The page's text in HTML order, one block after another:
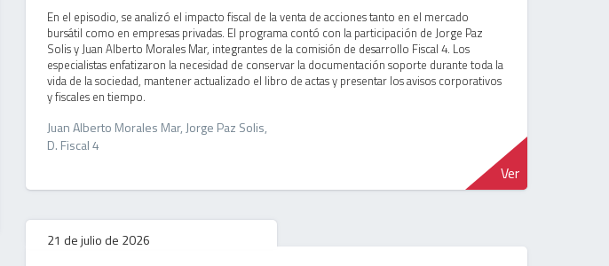
En el episodio, se analizó el impacto fiscal de la venta de acciones tanto en el mercado
bursátil como en empresas privadas. El programa contó con la participación de Jorge Paz
Solis y Juan Alberto Morales Mar, integrantes de la comisión de desarrollo Fiscal 4. Los
especialistas enfatizaron la necesidad de conservar la documentación soporte durante toda la
vida de la sociedad, mantener actualizado el libro de actas y presentar los avisos corporativos
y fiscales en tiempo.
Juan Alberto Morales Mar, Jorge Paz Solis,
D. Fiscal 4
Ver
21 de julio de 2026